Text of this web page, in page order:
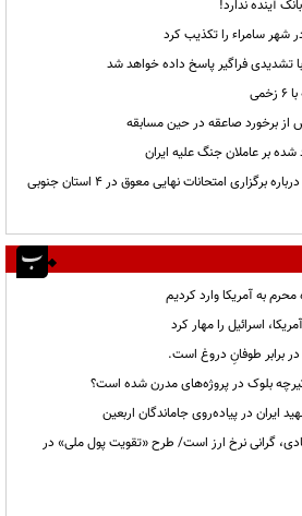
آینده ندارد!
سامراء را تکذیب کرد
تشدیدی فراگیر پاسخ داده خواهد شد
برخورد صاعقه در حین مسابقه
بر عاملان جنگ علیه ایران
اطلاعیه وزارت آموزش و پرورش درباره برگزاری امتحانات نهایی معوق در 4 استان جنوبی
اسرائیل را مهار کرد
برابر طوفانِ دروغ است.
بلوک در پروژه‌های مدرن شده است؟
ایران در پیاده‌روی جاماندگان اربعین
گرانی نرخ ارز است/ طرح «تقویت پول ملی» در